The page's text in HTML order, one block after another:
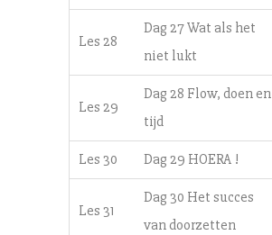
Les 28
Dag 27 Wat als het
niet lukt
Les 29
Dag 28 Flow, doen en
tijd
Les 30 Dag 29 HOERA !
Les 31
Dag 30 Het succes
van doorzetten